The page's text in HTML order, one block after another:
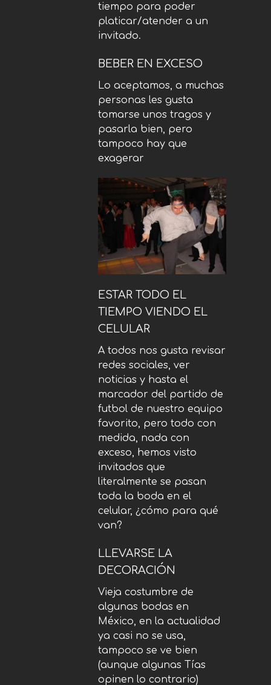
tiempo para poder
platicar/atender a un
invitado.
BEBER EN EXCESO
Lo aceptamos, a muchas
personas les gusta
tomarse unos tragos y
pasarla bien, pero
tampoco hay que
exagerar
ESTAR TODO EL
TIEMPO VIENDO EL
CELULAR
A todos nos gusta revisar
redes sociales, ver
noticias y hasta el
marcador del partido de
futbol de nuestro equipo
favorito, pero todo con
medida, nada con
exceso, hemos visto
invitados que
literalmente se pasan
toda la boda en el
celular, ¿cómo para qué
van?
LLEVARSE LA
DECORACIÓN
Vieja costumbre de
algunas bodas en
México, en la actualidad
ya casi no se usa,
tampoco se ve bien
(aunque algunas Tías
opinen lo contrario)